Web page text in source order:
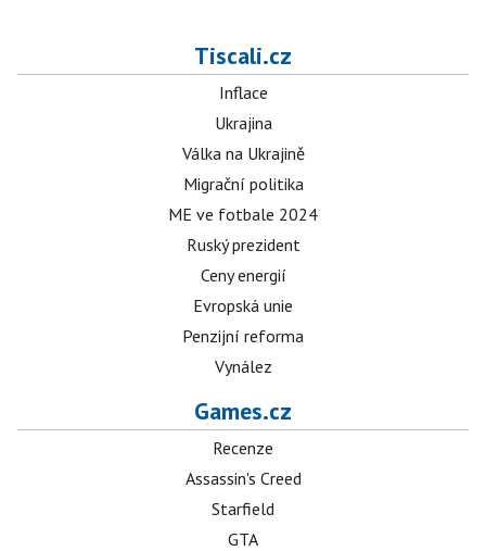
Tiscali.cz
Inflace
Ukrajina
Válka na Ukrajině
Migrační politika
ME ve fotbale 2024
Ruský prezident
Ceny energií
Evropská unie
Penzijní reforma
Vynález
Games.cz
Recenze
Assassin's Creed
Starfield
GTA